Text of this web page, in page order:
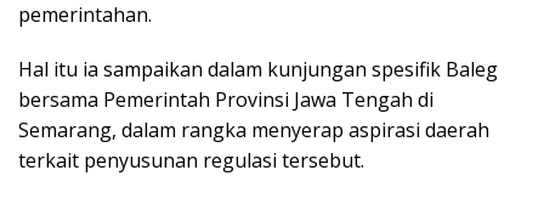
pemerintahan.
Hal itu ia sampaikan dalam kunjungan spesifik Baleg
bersama Pemerintah Provinsi Jawa Tengah di
Semarang, dalam rangka menyerap aspirasi daerah
terkait penyusunan regulasi tersebut.